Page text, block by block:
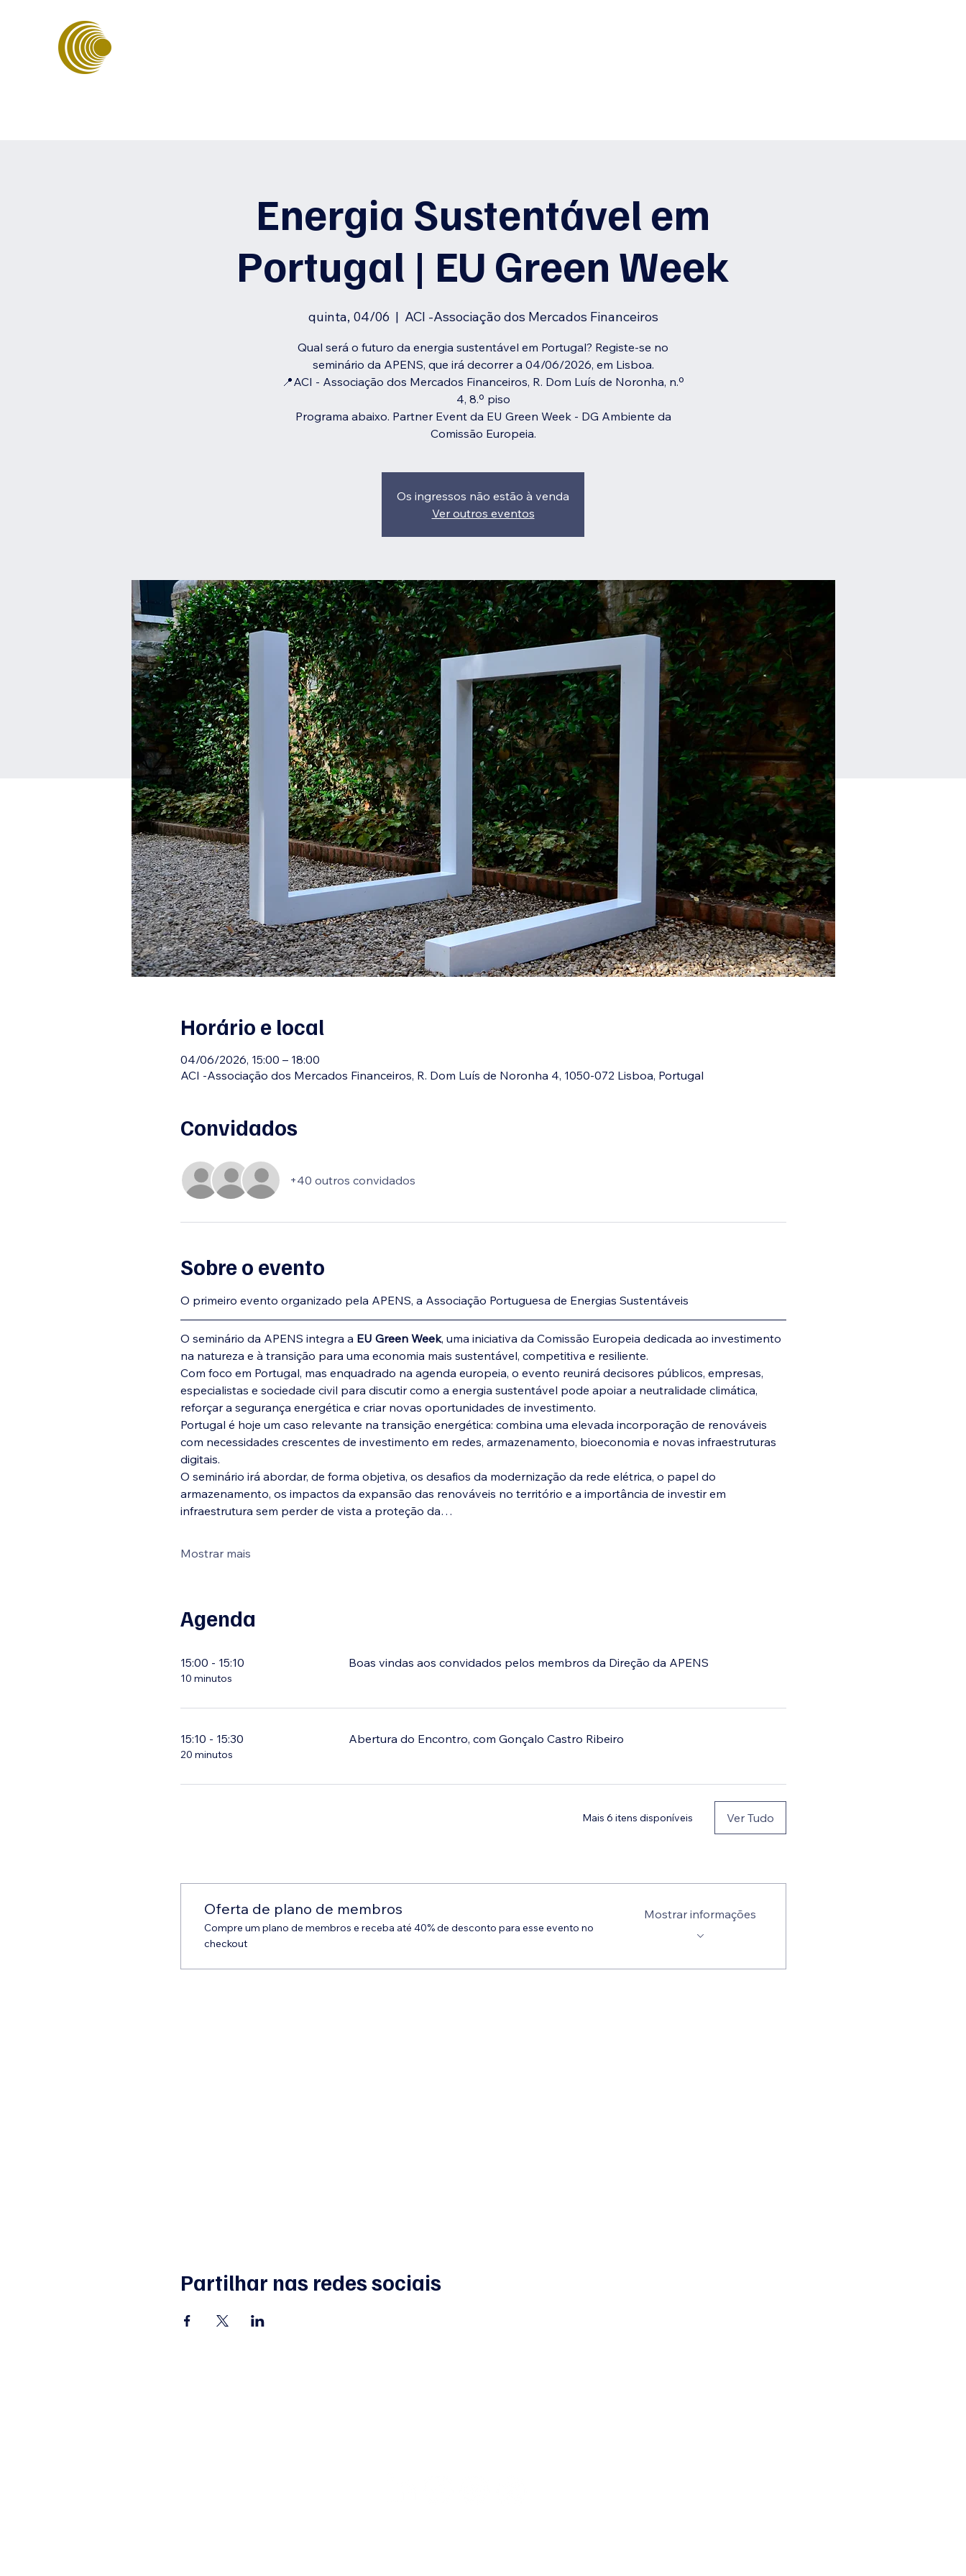
Energia Sustentável em
Portugal | EU Green Week
quinta, 04/06
  |
ACI -Associação dos Mercados Financeiros
Qual será o futuro da energia sustentável em Portugal? Registe-se no
seminário da APENS, que irá decorrer a 04/06/2026, em Lisboa.
📍ACI - Associação dos Mercados Financeiros, R. Dom Luís de Noronha, n.º
4, 8.º piso
Programa abaixo. Partner Event da EU Green Week - DG Ambiente da
Comissão Europeia.
Os ingressos não estão à venda
Ver outros eventos
Horário e local
04/06/2026, 15:00 – 18:00
ACI -Associação dos Mercados Financeiros, R. Dom Luís de Noronha 4, 1050-072 Lisboa, Portugal
Convidados
+40 outros convidados
Sobre o evento
O primeiro evento organizado pela APENS, a Associação Portuguesa de Energias Sustentáveis
O seminário da APENS integra a EU Green Week, uma iniciativa da Comissão Europeia dedicada ao investimento
na natureza e à transição para uma economia mais sustentável, competitiva e resiliente.
Com foco em Portugal, mas enquadrado na agenda europeia, o evento reunirá decisores públicos, empresas,
especialistas e sociedade civil para discutir como a energia sustentável pode apoiar a neutralidade climática,
reforçar a segurança energética e criar novas oportunidades de investimento.
Portugal é hoje um caso relevante na transição energética: combina uma elevada incorporação de renováveis
com necessidades crescentes de investimento em redes, armazenamento, bioeconomia e novas infraestruturas
digitais.
O seminário irá abordar, de forma objetiva, os desafios da modernização da rede elétrica, o papel do
armazenamento, os impactos da expansão das renováveis no território e a importância de investir em
infraestrutura sem perder de vista a proteção da…
Mostrar mais
Agenda
15:00 - 15:10
10 minutos
Boas vindas aos convidados pelos membros da Direção da APENS
15:10 - 15:30
20 minutos
Abertura do Encontro, com Gonçalo Castro Ribeiro
Mais 6 itens disponíveis Ver Tudo
Oferta de plano de membros
Compre um plano de membros e receba até 40% de desconto para esse evento no
checkout
Mostrar informações
Partilhar nas redes sociais